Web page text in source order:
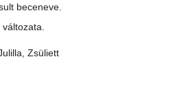
beceneve.
Zsüliett